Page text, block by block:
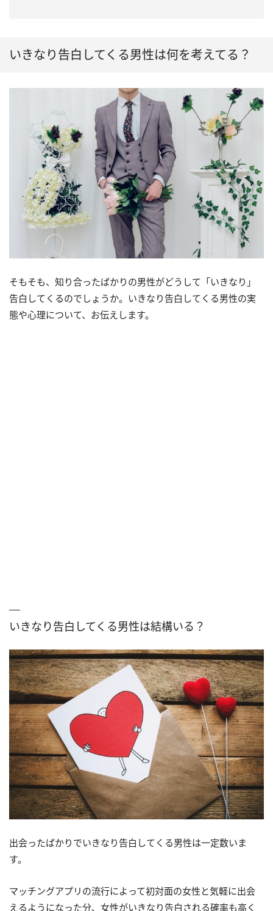
いきなり告白してくる男性は何を考えてる？
そもそも、知り合ったばかりの男性がどうして「いきなり」
告白してくるのでしょうか。いきなり告白してくる男性の実
態や心理について、お伝えします。
いきなり告白してくる男性は結構いる？
出会ったばかりでいきなり告白してくる男性は一定数いま
す。
マッチングアプリの流行によって初対面の女性と気軽に出会
えるようになった分、女性がいきなり告白される確率も高く